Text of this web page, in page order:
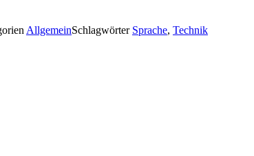
AllgemeinSchlagwörter Sprache, Technik